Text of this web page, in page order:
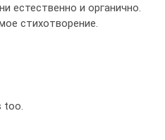
естественно и органично.
стихотворение.
too.